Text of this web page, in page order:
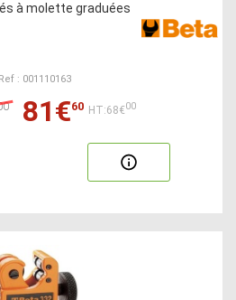
à molette graduées
Ref : 001110163
81€60 HT:68€00